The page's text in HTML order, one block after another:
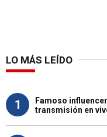
LO MÁS LEÍDO
1
Famoso
transmisión en